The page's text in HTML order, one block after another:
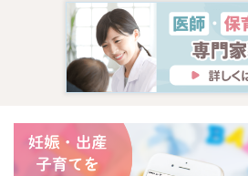
流してください。
アヒルさんにとっても、生まれてくる
せな人生を選択できますように祈って